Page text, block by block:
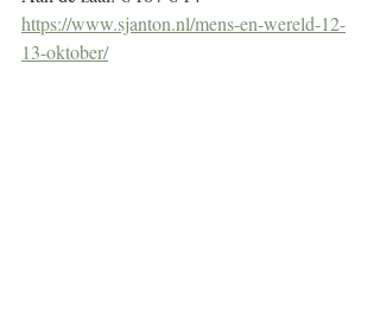
https://www.sjanton.nl/mens-en-wereld-12-
13-oktober/